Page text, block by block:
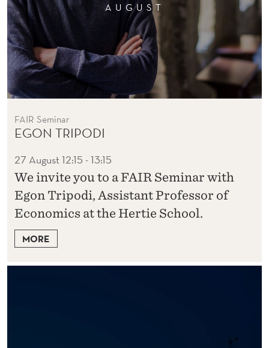
AUGUST
FAIR Seminar
EGON TRIPODI
27 August 12:15 - 13:15
We invite you to a FAIR Seminar with
Egon Tripodi, Assistant Professor of
Economics at the Hertie School.
MORE